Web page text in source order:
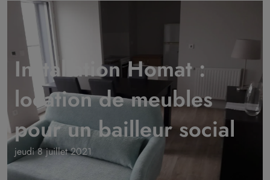
Installation Homat :
location de meubles
pour un bailleur social
jeudi 8 juillet 2021